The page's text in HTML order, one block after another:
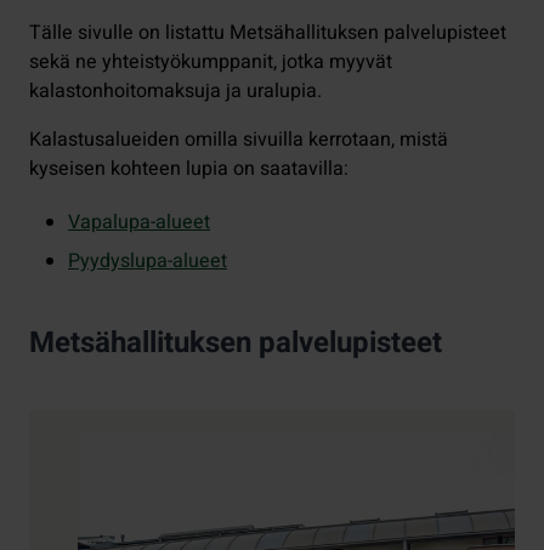
Tälle sivulle on listattu Metsähallituksen palvelupisteet
sekä ne yhteistyökumppanit, jotka myyvät
kalastonhoitomaksuja ja uralupia.
Kalastusalueiden omilla sivuilla kerrotaan, mistä
kyseisen kohteen lupia on saatavilla:
Vapalupa-alueet
Pyydyslupa-alueet
Metsähallituksen palvelupisteet